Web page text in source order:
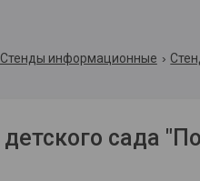
Стенды информационные
сада